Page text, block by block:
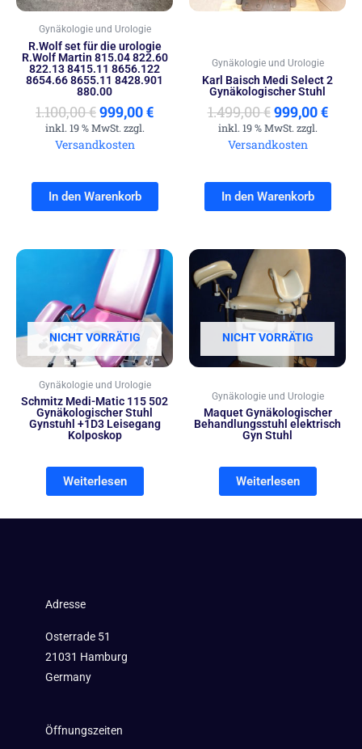
Gynäkologie und Urologie
R.Wolf set für die urologie
R.Wolf Martin 815.04 822.60
822.13 8415.11 8656.122
8654.66 8655.11 8428.901
880.00
1.100,00€999,00€
inkl. 19 % MwSt. zzgl.
Versandkosten
In den Warenkorb
Gynäkologie und Urologie
Karl Baisch Medi Select 2
Gynäkologischer Stuhl
1.499,00€999,00€
inkl. 19 % MwSt. zzgl.
Versandkosten
In den Warenkorb
NICHT VORRÄTIG
Gynäkologie und Urologie
Schmitz Medi-Matic 115 502
Gynäkologischer Stuhl
Gynstuhl +1D3 Leisegang
Kolposkop
Weiterlesen
NICHT VORRÄTIG
Gynäkologie und Urologie
Maquet Gynäkologischer
Behandlungsstuhl elektrisch
Gyn Stuhl
Weiterlesen
Adresse
Osterrade 51
21031 Hamburg
Germany
Öffnungszeiten